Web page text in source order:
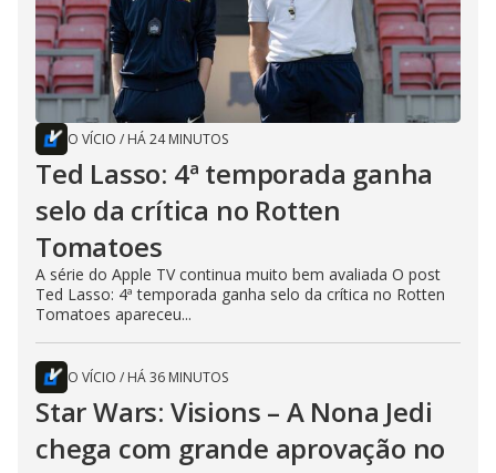
O VÍCIO / HÁ 24 MINUTOS
Ted Lasso: 4ª temporada ganha
selo da crítica no Rotten
Tomatoes
A série do Apple TV continua muito bem avaliada O post
Ted Lasso: 4ª temporada ganha selo da crítica no Rotten
Tomatoes apareceu...
O VÍCIO / HÁ 36 MINUTOS
Star Wars: Visions – A Nona Jedi
chega com grande aprovação no